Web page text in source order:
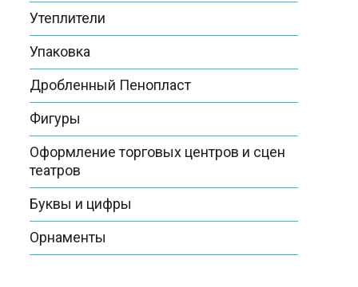
Утеплители
Упаковка
Дробленный Пенопласт
Фигуры
Оформление торговых центров и сцен
театров
Буквы и цифры
Орнаменты